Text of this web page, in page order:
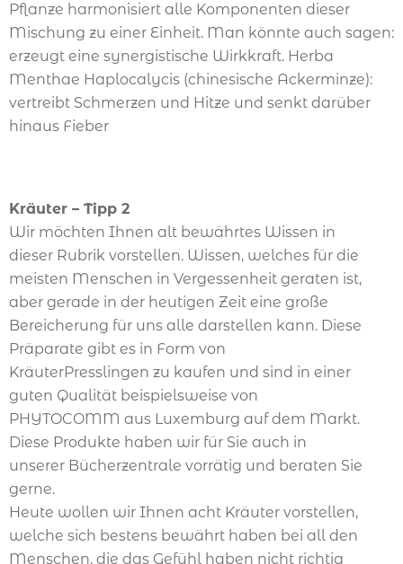
Pflanze harmonisiert alle Komponenten dieser
Mischung zu einer Einheit. Man könnte auch sagen:
erzeugt eine synergistische Wirkkraft. Herba
Menthae Haplocalycis (chinesische Ackerminze):
vertreibt Schmerzen und Hitze und senkt darüber
hinaus Fieber
Kräuter – Tipp 2
Wir möchten Ihnen alt bewährtes Wissen in
dieser Rubrik vorstellen. Wissen, welches für die
meisten Menschen in Vergessenheit geraten ist,
aber gerade in der heutigen Zeit eine große
Bereicherung für uns alle darstellen kann. Diese
Präparate gibt es in Form von
KräuterPresslingen zu kaufen und sind in einer
guten Qualität beispielsweise von
PHYTOCOMM aus Luxemburg auf dem Markt.
Diese Produkte haben wir für Sie auch in
unserer Bücherzentrale vorrätig und beraten Sie
gerne.
Heute wollen wir Ihnen acht Kräuter vorstellen,
welche sich bestens bewährt haben bei all den
Menschen, die das Gefühl haben nicht richtig